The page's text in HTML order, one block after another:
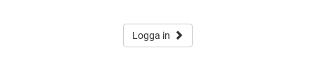
Logga in